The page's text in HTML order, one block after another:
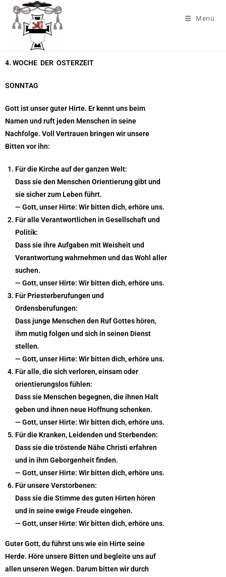
Menü
4. WOCHE DER OSTERZEIT
SONNTAG
Gott ist unser guter Hirte. Er kennt uns beim
Namen und ruft jeden Menschen in seine
Nachfolge. Voll Vertrauen bringen wir unsere
Bitten vor ihn:
Für die Kirche auf der ganzen Welt:
Dass sie den Menschen Orientierung gibt und
sie sicher zum Leben führt.
— Gott, unser Hirte: Wir bitten dich, erhöre uns.
Für alle Verantwortlichen in Gesellschaft und
Politik:
Dass sie ihre Aufgaben mit Weisheit und
Verantwortung wahrnehmen und das Wohl aller
suchen.
— Gott, unser Hirte: Wir bitten dich, erhöre uns.
Für Priesterberufungen und
Ordensberufungen:
Dass junge Menschen den Ruf Gottes hören,
ihm mutig folgen und sich in seinen Dienst
stellen.
— Gott, unser Hirte: Wir bitten dich, erhöre uns.
Für alle, die sich verloren, einsam oder
orientierungslos fühlen:
Dass sie Menschen begegnen, die ihnen Halt
geben und ihnen neue Hoffnung schenken.
— Gott, unser Hirte: Wir bitten dich, erhöre uns.
Für die Kranken, Leidenden und Sterbenden:
Dass sie die tröstende Nähe Christi erfahren
und in ihm Geborgenheit finden.
— Gott, unser Hirte: Wir bitten dich, erhöre uns.
Für unsere Verstorbenen:
Dass sie die Stimme des guten Hirten hören
und in seine ewige Freude eingehen.
— Gott, unser Hirte: Wir bitten dich, erhöre uns.
Guter Gott, du führst uns wie ein Hirte seine
Herde. Höre unsere Bitten und begleite uns auf
allen unseren Wegen. Darum bitten wir durch